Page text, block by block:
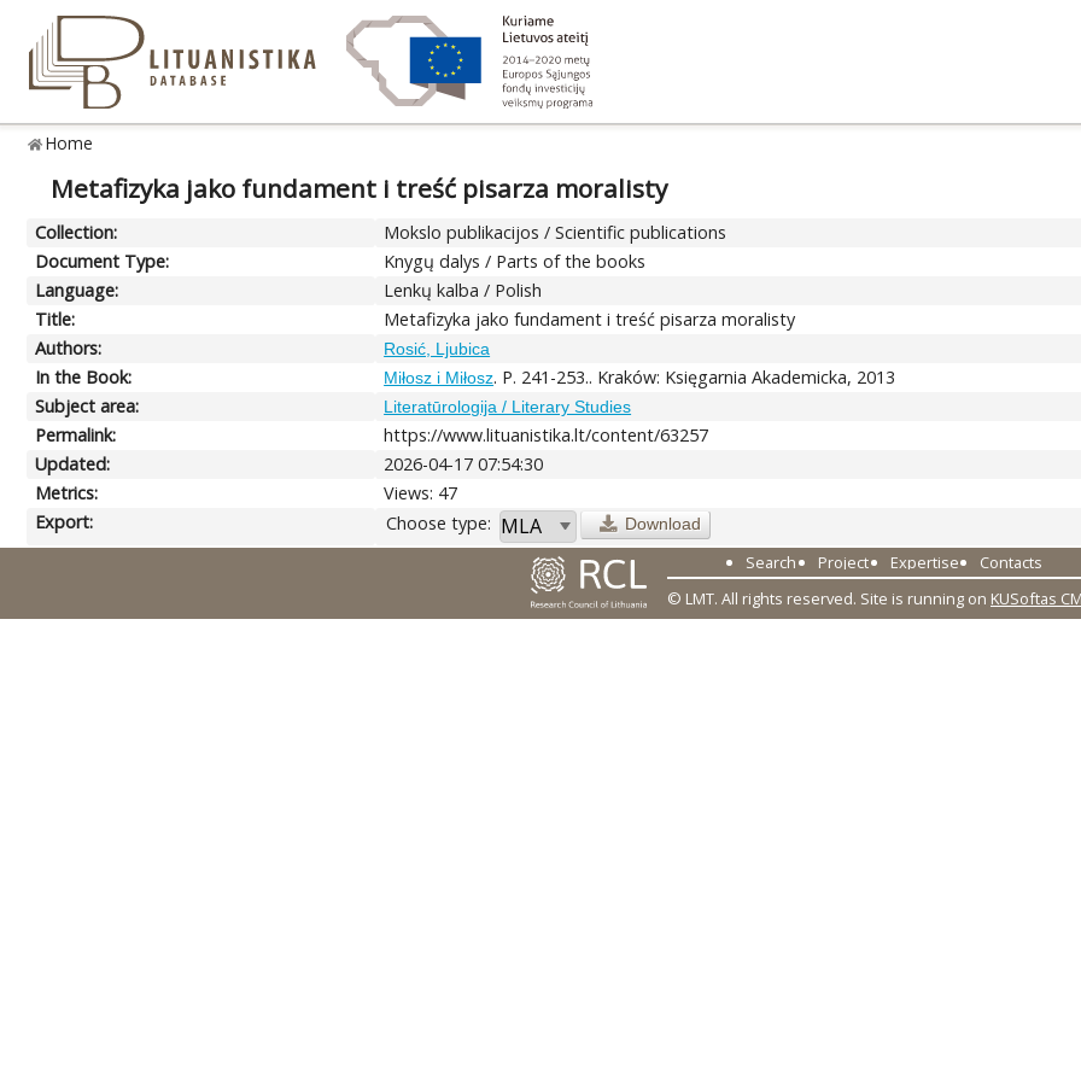
Home
Metafizyka jako fundament i treść pisarza moralisty
Collection:
Mokslo publikacijos / Scientific publications
Document Type:
Knygų dalys / Parts of the books
Language:
Lenkų kalba / Polish
Title:
Metafizyka jako fundament i treść pisarza moralisty
Authors:
Rosić, Ljubica
In the Book: Miłosz i Miłosz. P. 241-253.. Kraków: Księgarnia Akademicka, 2013
Subject area:
Literatūrologija / Literary Studies
Permalink:
https://www.lituanistika.lt/content/63257
Updated:
2026-04-17 07:54:30
Metrics:
Views: 47
Export:
Choose type: Download
Search Project Expertise
Contacts
© LMT. All rights reserved. Site is running on KUSoftas